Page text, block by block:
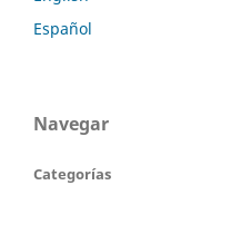
Español
Navegar
Categorías